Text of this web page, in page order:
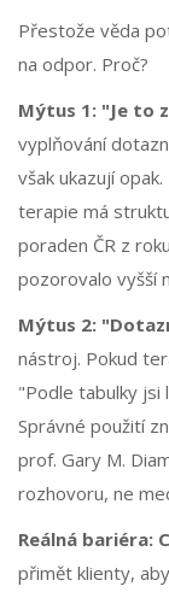
Přestože věda
na odpor. Proč?
Mýtus 1: "Je to
vyplňování
však ukazují
terapie má
poraden ČR z
pozorovalo vyšší
Mýtus 2:
nástroj. Pokud
"Podle tabulky jsi
Správné použití
prof. Gary M.
rozhovoru, ne
Reálná bariéra:
přimět klienty,